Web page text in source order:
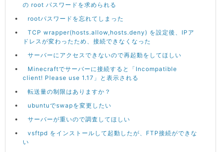
の root パスワードを求められる
rootパスワードを忘れてしまった
TCP wrapper(hosts.allow,hosts.deny) を設定後、IPア
ドレスが変わったため、接続できなくなった
サーバーにアクセスできないので再起動をしてほしい
Minecraftでサーバーに接続すると「Incompatible
client! Please use 1.17」と表示される
転送量の制限はありますか？
ubuntuでswapを変更したい
サーバーが重いので調査してほしい
vsftpd をインストールして起動したが、FTP接続ができな
い